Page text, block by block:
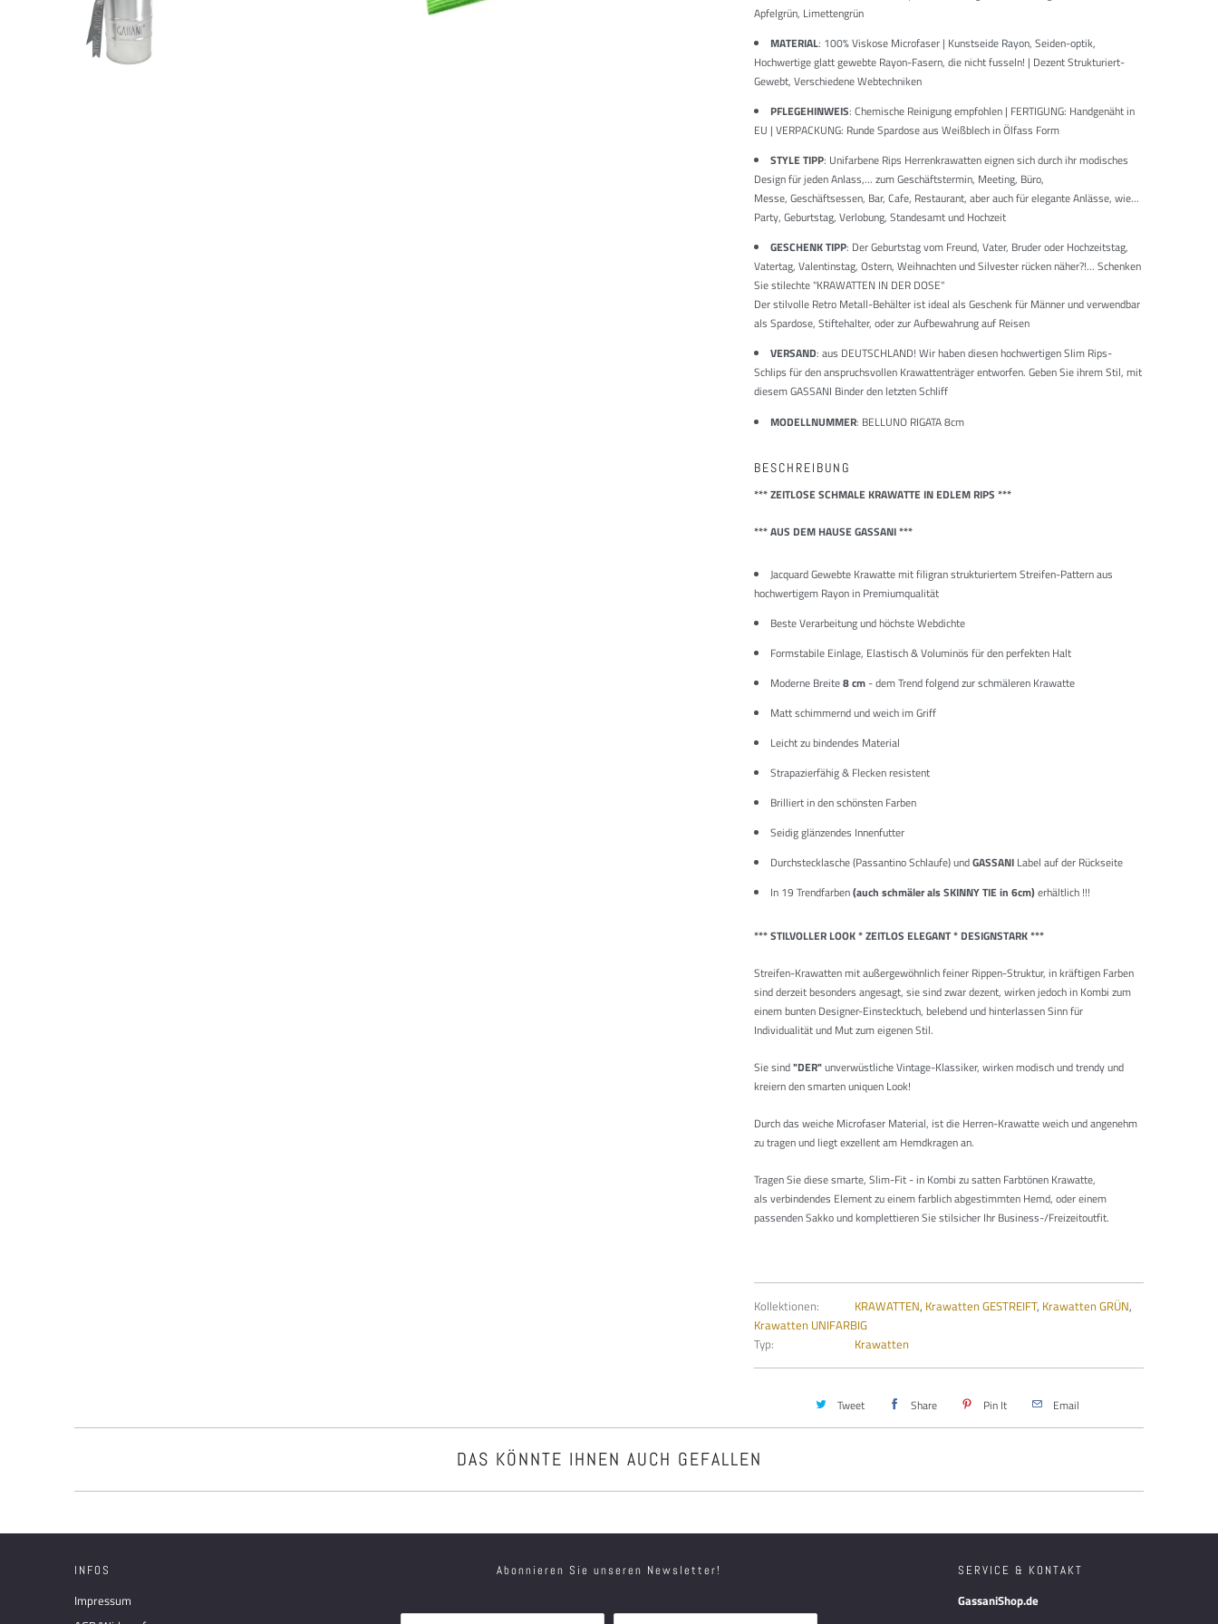
Apfelgrün, Limettengrün
MATERIAL: 100% Viskose Microfaser | Kunstseide Rayon, Seiden-optik,
Hochwertige glatt gewebte Rayon-Fasern, die nicht fusseln! | Dezent Strukturiert-
Gewebt, Verschiedene Webtechniken
PFLEGEHINWEIS: Chemische Reinigung empfohlen | FERTIGUNG: Handgenäht in
EU | VERPACKUNG: Runde Spardose aus Weißblech in Ölfass Form
STYLE TIPP: Unifarbene Rips Herrenkrawatten eignen sich durch ihr modisches
Design für jeden Anlass,... zum Geschäftstermin, Meeting, Büro,
Messe, Geschäftsessen, Bar, Cafe, Restaurant, aber auch für elegante Anlässe, wie...
Party, Geburtstag, Verlobung, Standesamt und Hochzeit
GESCHENK TIPP: Der Geburtstag vom Freund, Vater, Bruder oder Hochzeitstag,
Vatertag, Valentinstag, Ostern, Weihnachten und Silvester rücken näher?!... Schenken
Sie stilechte "KRAWATTEN IN DER DOSE"
Der stilvolle Retro Metall-Behälter ist ideal als Geschenk für Männer und verwendbar
als Spardose, Stiftehalter, oder zur Aufbewahrung auf Reisen
VERSAND: aus DEUTSCHLAND! Wir haben diesen hochwertigen Slim Rips-
Schlips für den anspruchsvollen Krawattenträger entworfen. Geben Sie ihrem Stil, mit
diesem GASSANI Binder den letzten Schliff
MODELLNUMMER: BELLUNO RIGATA 8cm
BESCHREIBUNG
*** ZEITLOSE SCHMALE KRAWATTE IN EDLEM RIPS ***
*** AUS DEM HAUSE GASSANI ***
Jacquard Gewebte Krawatte mit filigran strukturiertem Streifen-Pattern aus
hochwertigem Rayon in Premiumqualität
Beste Verarbeitung und höchste Webdichte
Formstabile Einlage, Elastisch & Voluminös für den perfekten Halt
Moderne Breite8 cm- dem Trend folgend zur schmäleren Krawatte
Matt schimmernd und weich im Griff
Leicht zu bindendes Material
Strapazierfähig & Flecken resistent
Brilliert in den schönsten Farben
Seidig glänzendes Innenfutter
Durchstecklasche (Passantino Schlaufe) undGASSANI Label auf der Rückseite
In 19 Trendfarben(auch schmäler als SKINNY TIE in 6cm)erhältlich !!!
*** STILVOLLER LOOK * ZEITLOS ELEGANT * DESIGNSTARK ***
Streifen-Krawatten mit außergewöhnlich feiner Rippen-Struktur, in kräftigen Farben
sind derzeit besonders angesagt, sie sind zwar dezent, wirken jedoch in Kombi zum
einem bunten Designer-Einstecktuch, belebend und hinterlassen Sinn für
Individualität und Mut zum eigenen Stil.
Sie sind"DER"unverwüstliche Vintage-Klassiker, wirken modisch und trendy und
kreiern den smarten uniquen Look!
Durch das weiche Microfaser Material, ist die Herren-Krawatte weich und angenehm
zu tragen und liegt exzellent am Hemdkragen an.
Tragen Sie diese smarte, Slim-Fit - in Kombi zu satten Farbtönen Krawatte,
als verbindendes Element zu einem farblich abgestimmten Hemd, oder einem
passenden Sakko und komplettieren Sie stilsicher Ihr Business-/Freizeitoutfit.
Kollektionen: KRAWATTEN, Krawatten GESTREIFT, Krawatten GRÜN,
Krawatten UNIFARBIG
Typ:
Krawatten
Tweet Share Pin It Email
DAS KÖNNTE IHNEN AUCH GEFALLEN
INFOS
Impressum
Abonnieren Sie unseren Newsletter! SERVICE & KONTAKT
GassaniShop.de